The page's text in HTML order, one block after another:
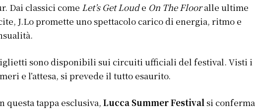
Dai classici come Let’s Get Loude On The Flooralle ultime
J.Lo promette uno spettacolo carico di energia, ritmo e
sono disponibili sui circuiti ufficiali del festival. Visti i
e l’attesa, si prevede il tutto esaurito.
questa tappa esclusiva,Lucca Summer Festival si conferma